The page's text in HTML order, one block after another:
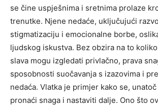
se čine uspješnima i sretnima prolaze
trenutke. Njene nedaće, uključujući
stigmatizaciju i emocionalne borbe,
ljudskog iskustva. Bez obzira na to
slava mogu izgledati privlačno, prava
sposobnosti suočavanja s izazovima i
nedaća. Vlatka je primjer kako se,
pronaći snaga i nastaviti dalje. Ono što